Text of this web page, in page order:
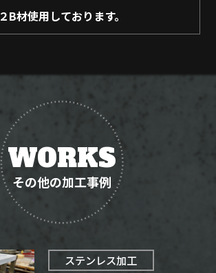
２B材使用しております。
WORKS
その他の加工事例
ステンレス加工